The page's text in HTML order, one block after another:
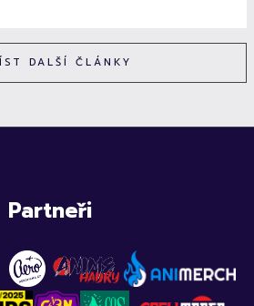
DALŠÍ ČLÁNKY
Partneři